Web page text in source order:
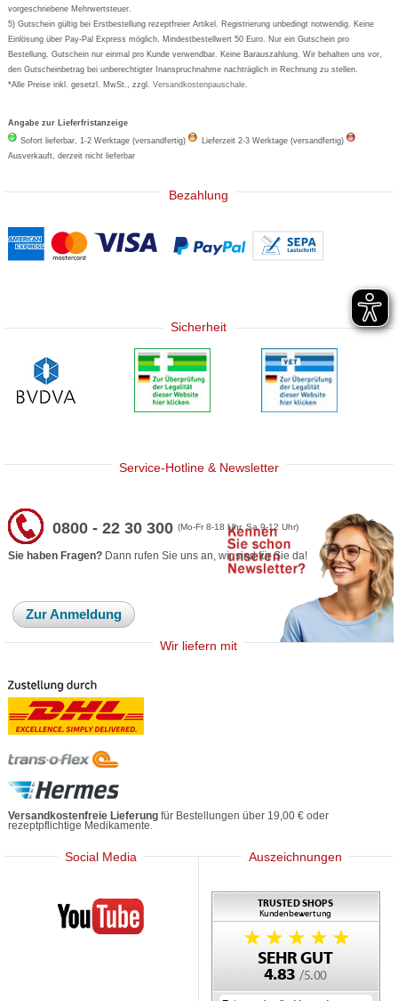
Eucerin
Basica
vorgeschriebene Mehrwertsteuer.
5) Gutschein gültig bei Erstbestellung rezeptfreier Artikel. Registrierung unbedingt notwendig. Keine
Einlösung über Pay-Pal Express möglich. Mindestbestellwert 50 Euro. Nur ein Gutschein pro
Bestellung. Gutschein nur einmal pro Kunde verwendbar. Keine Barauszahlung. Wir behalten uns vor,
den Gutscheinbetrag bei unberechtigter Inanspruchnahme nachträglich in Rechnung zu stellen.
*Alle Preise inkl. gesetzl. MwSt., zzgl.Versandkostenpauschale.
Angabe zur Lieferfristanzeige
Sofort lieferbar, 1-2 Werktage (versandfertig)
Lieferzeit 2-3 Werktage (versandfertig)
Ausverkauft, derzeit nicht lieferbar
Bezahlung
Sicherheit
Service-Hotline & Newsletter
0800 - 22 30 300(Mo-Fr 8-18 Uhr, Sa 9-12 Uhr)
Sie haben Fragen? Dann rufen Sie uns an, wir sind für Sie da!
Zur Anmeldung
Wir liefern mit
Versandkostenfreie Lieferung für Bestellungen über 19,00 € oder
rezeptpflichtige Medikamente.
Social Media
Mediherz
Auszeichnungen